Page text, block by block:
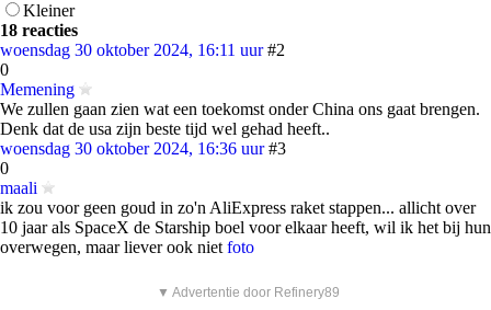
Kleiner
18 reacties
woensdag 30 oktober 2024, 16:11 uur #2
0
Memening
We zullen gaan zien wat een toekomst onder China ons gaat brengen.
Denk dat de usa zijn beste tijd wel gehad heeft..
woensdag 30 oktober 2024, 16:36 uur #3
0
maali
ik zou voor geen goud in zo'n AliExpress raket stappen... allicht over
10 jaar als SpaceX de Starship boel voor elkaar heeft, wil ik het bij hun
overwegen, maar liever ook niet foto
▼ Advertentie door Refinery89